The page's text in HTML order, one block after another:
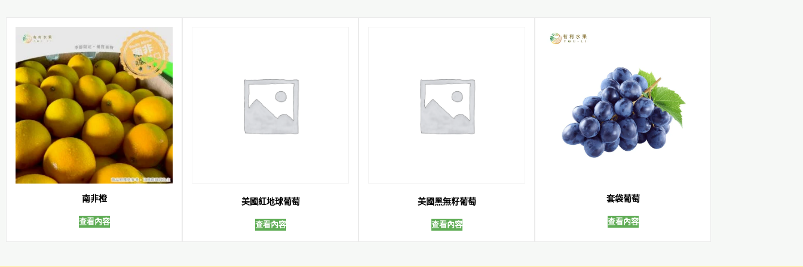
南非橙
查看內容
美國紅地球葡萄
查看內容
美國黑無籽葡萄
查看內容
套袋葡萄
查看內容